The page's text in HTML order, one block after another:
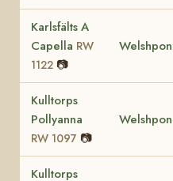
Karlsfälts A
Capella RW
1122 📷
Kulltorps
Pollyanna
RW 1097 📷
Kulltorps